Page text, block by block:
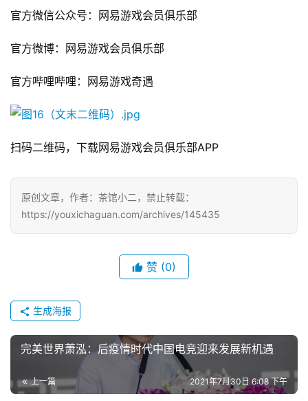
会
海
站
文
国
官方微信公众号：网易游戏会员俱乐部
官方微博：网易游戏会员俱乐部
官方哔哩哔哩：网易游戏奇遇
扫码二维码，下载网易游戏会员俱乐部APP
原创文章，作者：茶馆小二，禁止转载：
https://youxichaguan.com/archives/145435
赞 (0)
生成海报
完美世界萧泓：后疫情时代中国电竞迎来发展新机遇
上一篇 2021年7月30日 6:08 下午